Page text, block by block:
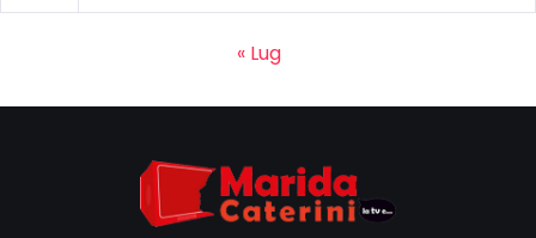
« Lug